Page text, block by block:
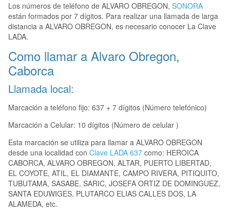
Los números de teléfono de ALVARO OBREGON, SONORA
están formados por 7 dígitos. Para realizar una llamada de larga
distancia a ALVARO OBREGON, es necesario conocer La Clave
LADA.
Como llamar a Alvaro Obregon,
Caborca
Llamada local:
Marcación a teléfono fijo: 637 + 7 dígitos (Número telefónico)
Marcación a Celular: 10 dígitos (Número de celular )
Esta marcación se utiliza para llamar a ALVARO OBREGON
desde una localidad con Clave LADA 637 como: HEROICA
CABORCA, ALVARO OBREGON, ALTAR, PUERTO LIBERTAD,
EL COYOTE, ATIL, EL DIAMANTE, CAMPO RIVERA, PITIQUITO,
TUBUTAMA, SASABE, SARIC, JOSEFA ORTIZ DE DOMINGUEZ,
SANTA EDUWIGES, PLUTARCO ELIAS CALLES DOS, LA
ALAMEDA, etc.